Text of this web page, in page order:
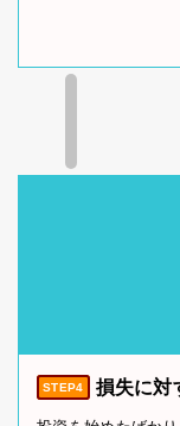
STEP4 損失に対